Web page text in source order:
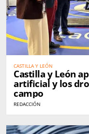
CASTILLA Y LEÓN
Castilla y León
artificial y los
campo
REDACCIÓN